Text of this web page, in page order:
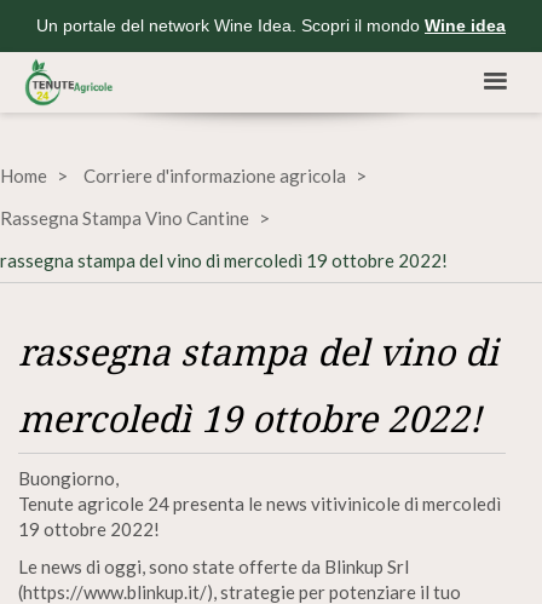
Un portale del network Wine Idea. Scopri il mondo Wine idea
Home
Corriere d'informazione agricola
Rassegna Stampa Vino Cantine
rassegna stampa del vino di mercoledì 19 ottobre 2022!
rassegna stampa del vino di
mercoledì 19 ottobre 2022!
Buongiorno,
Tenute agricole 24 presenta le news vitivinicole di mercoledì
19 ottobre 2022!
Le news di oggi, sono state offerte da Blinkup Srl
(https://www.blinkup.it/), strategie per potenziare il tuo